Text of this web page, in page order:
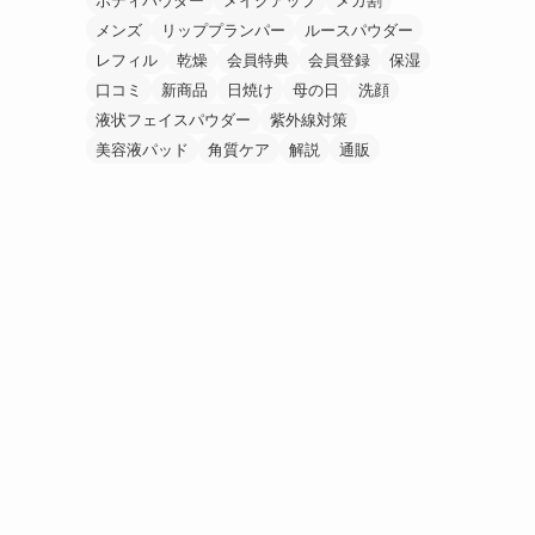
メンズ
リッププランパー
ルースパウダー
レフィル
乾燥 会員特典 会員登録
保湿
口コミ
新商品 日焼け 母の日
洗顔
液状フェイスパウダー
紫外線対策
美容液パッド
角質ケア 解説 通販